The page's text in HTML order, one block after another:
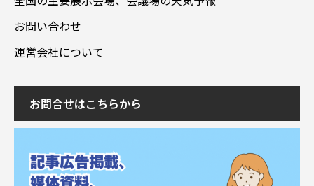
お問い合わせ
運営会社について
お問合せはこちらから